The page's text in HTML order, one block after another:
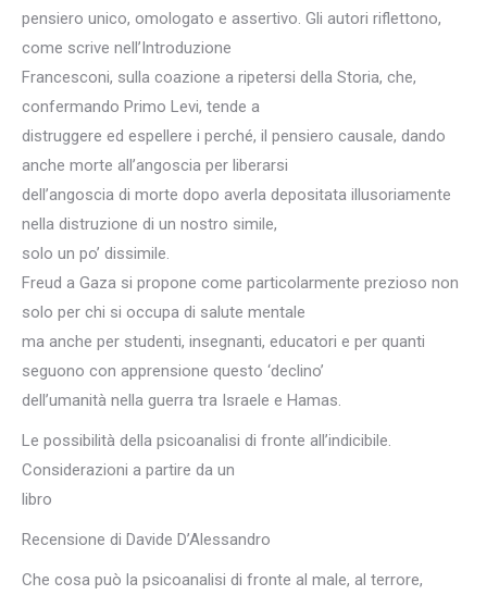
pensiero unico, omologato e assertivo. Gli autori riflettono,
come scrive nell’Introduzione
Francesconi, sulla coazione a ripetersi della Storia, che,
confermando Primo Levi, tende a
distruggere ed espellere i perché, il pensiero causale, dando
anche morte all’angoscia per liberarsi
dell’angoscia di morte dopo averla depositata illusoriamente
nella distruzione di un nostro simile,
solo un po’ dissimile.
Freud a Gaza si propone come particolarmente prezioso non
solo per chi si occupa di salute mentale
ma anche per studenti, insegnanti, educatori e per quanti
seguono con apprensione questo ‘declino’
dell’umanità nella guerra tra Israele e Hamas.
Le possibilità della psicoanalisi di fronte all’indicibile.
Considerazioni a partire da un
libro
Recensione di Davide D’Alessandro
Che cosa può la psicoanalisi di fronte al male, al terrore,